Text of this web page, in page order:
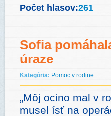
Počet hlasov:261
Sofia
úraze
Kategória: Pomoc v rodine
„Môj ocino mal v
musel ísť na